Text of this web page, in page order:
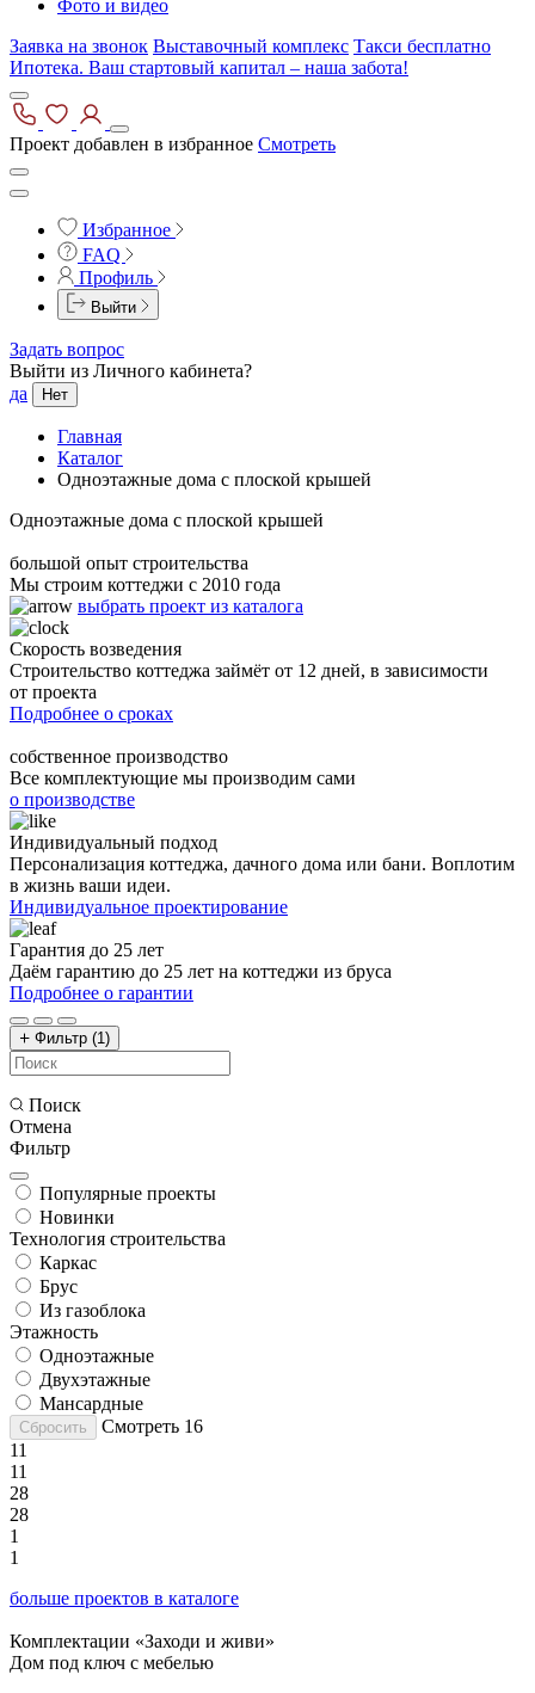
Фото и видео
Заявка на звонок Выставочный комплекс Такси бесплатно
Ипотека. Ваш стартовый капитал – наша забота!
Проект добавлен в избранное Смотреть
Избранное
FAQ
Профиль
Выйти
Задать вопрос
Выйти из Личного кабинета?
да
Нет
Главная
Каталог
Одноэтажные дома с плоской крышей
Одноэтажные дома с плоской крышей
большой опыт строительства
Мы строим коттеджи с 2010 года
выбрать проект из каталога
Скорость возведения
Строительство коттеджа займёт от 12 дней, в зависимости
от проекта
Подробнее о сроках
собственное производство
Все комплектующие мы производим сами
о производстве
Индивидуальный подход
Персонализация коттеджа, дачного дома или бани. Воплотим
в жизнь ваши идеи.
Индивидуальное проектирование
Гарантия до 25 лет
Даём гарантию до 25 лет на коттеджи из бруса
Подробнее о гарантии
Фильтр (1)
Поиск
Отмена
Фильтр
Популярные проекты
Новинки
Технология строительства
Каркас
Брус
Из газоблока
Этажность
Одноэтажные
Двухэтажные
Мансардные
Сбросить Смотреть 16
11
11
28
28
1
1
больше проектов в каталоге
Комплектации «Заходи и живи»
Дом под ключ с мебелью